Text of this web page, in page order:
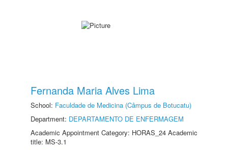
Fernanda Maria Alves Lima
School: Faculdade de Medicina (Câmpus de Botucatu)
Department: DEPARTAMENTO DE ENFERMAGEM
Academic Appointment Category: HORAS_24 Academic
title: MS-3.1